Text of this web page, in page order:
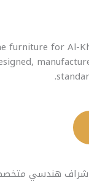
furniture for Al-
إشراف هندسي